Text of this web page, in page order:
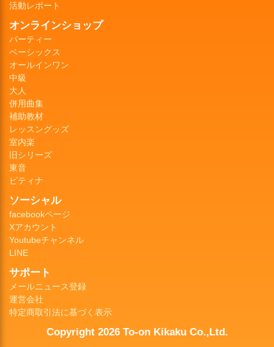
活動レポート
オンラインショップ
パーティー
ベーシックス
オールインワン
中級
大人
併用曲集
補助教材
レッスングッズ
室内楽
旧シリーズ
東音
ピティナ
ソーシャル
facebookページ
Xアカウント
Youtubeチャンネル
LINE
サポート
メールニュース登録
運営会社
特定商取引法に基づく表示
Copyright 2026 To-on Kikaku Co.,Ltd.